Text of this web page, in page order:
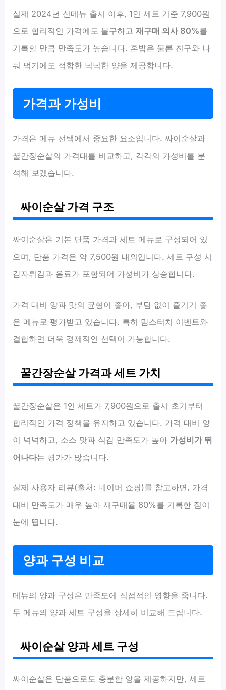
실제 2024년 신메뉴 출시 이후, 1인 세트 기준 7,900원
으로 합리적인 가격에도 불구하고재구매 의사 80%를
기록할 만큼 만족도가 높습니다. 혼밥은 물론 친구와 나
눠 먹기에도 적합한 넉넉한 양을 제공합니다.
가격과 가성비
가격은 메뉴 선택에서 중요한 요소입니다. 싸이순살과
꿀간장순살의 가격대를 비교하고, 각각의 가성비를 분
석해 보겠습니다.
싸이순살 가격 구조
싸이순살은 기본 단품 가격과 세트 메뉴로 구성되어 있
으며, 단품 가격은 약 7,500원 내외입니다. 세트 구성 시
감자튀김과 음료가 포함되어 가성비가 상승합니다.
가격 대비 양과 맛의 균형이 좋아, 부담 없이 즐기기 좋
은 메뉴로 평가받고 있습니다. 특히 맘스터치 이벤트와
결합하면 더욱 경제적인 선택이 가능합니다.
꿀간장순살 가격과 세트 가치
꿀간장순살은 1인 세트가 7,900원으로 출시 초기부터
합리적인 가격 정책을 유지하고 있습니다. 가격 대비 양
이 넉넉하고, 소스 맛과 식감 만족도가 높아 가성비가 뛰
어나다는 평가가 많습니다.
실제 사용자 리뷰(출처: 네이버 쇼핑)를 참고하면, 가격
대비 만족도가 매우 높아 재구매율 80%를 기록한 점이
눈에 띕니다.
양과 구성 비교
메뉴의 양과 구성은 만족도에 직접적인 영향을 줍니다.
두 메뉴의 양과 세트 구성을 상세히 비교해 드립니다.
싸이순살 양과 세트 구성
싸이순살은 단품으로도 충분한 양을 제공하지만, 세트